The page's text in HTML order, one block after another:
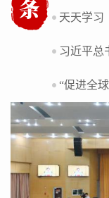
天天学习